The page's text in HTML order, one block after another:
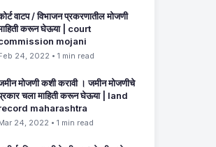
वाटप / विभाजन प्रकरणातील मोजणी
करून घेऊया | court
mojani
24, 2022 • 1 min read
मोजणी कशी करावी । जमीन मोजणीचे
चला माहिती करून घेऊया | land
maharashtra
24, 2022 • 1 min read